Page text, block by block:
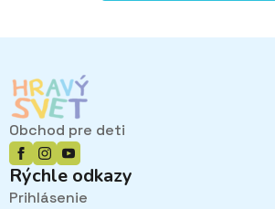
Obchod pre deti
Rýchle odkazy
Prihlásenie